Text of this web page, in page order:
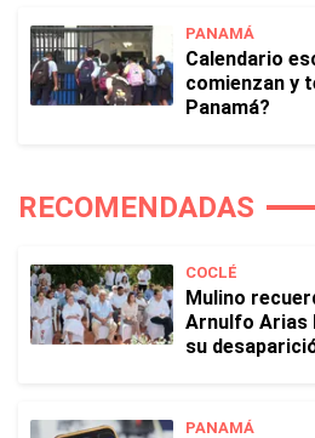
PANAMÁ
Calendario
comienzan y
Panamá?
RECOMENDADAS
COCLÉ
Mulino
Arnulfo Arias
su
PANAMÁ